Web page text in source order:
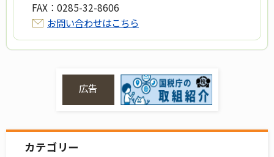
FAX： 0285-32-8606
お問い合わせはこちら
広告
カテゴリー